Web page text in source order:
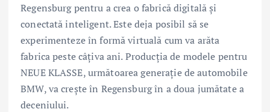
Regensburg pentru a crea o fabrică digitală şi
conectată inteligent. Este deja posibil să se
experimenteze în formă virtuală cum va arăta
fabrica peste câţiva ani. Producţia de modele pentru
NEUE KLASSE, următoarea generaţie de automobile
BMW, va creşte în Regensburg în a doua jumătate a
deceniului.